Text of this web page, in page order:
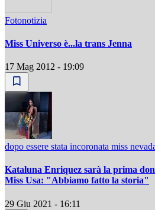
Fotonotizia
Miss Universo è...la trans Jenna
17 Mag 2012 - 19:09
dopo essere stata incoronata miss
Kataluna Enriquez sarà la prima
Miss Usa: "Abbiamo fatto la storia"
29 Giu 2021 - 16:11